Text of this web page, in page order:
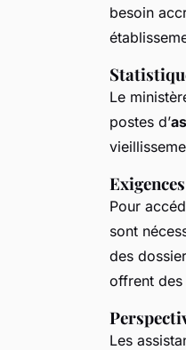
besoin
Le
postes d’
Pour
sont
des
offrent des
Les